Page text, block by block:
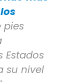
pies
Estados
su nivel